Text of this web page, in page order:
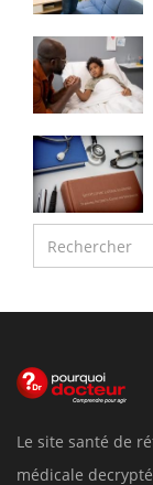
Le site santé de
médicale